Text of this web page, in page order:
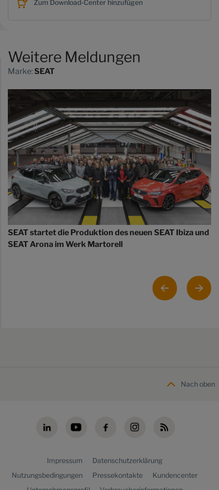
Zum Download-Center hinzufügen
Weitere Meldungen
Marke: SEAT
SEAT startet die Produktion des neuen SEAT Ibiza und
SEAT Arona im Werk Martorell
Nach oben
Impressum
Datenschutzerklärung
Nutzungsbedingungen
Pressekontakte
Kundencenter